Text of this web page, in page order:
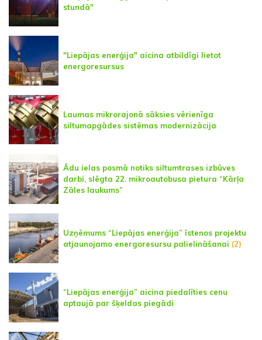
stundā"
"Liepājas enerģija" aicina atbildīgi lietot
energoresursus
Laumas mikrorajonā sāksies vērienīga
siltumapgādes sistēmas modernizācija
Ādu ielas posmā notiks siltumtrases izbūves
darbi, slēgta 22. mikroautobusa pietura “Kārļa
Zāles laukums”
Uzņēmums “Liepājas enerģija” īstenos projektu
atjaunojamo energoresursu palielināšanai (2)
“Liepājas enerģija” aicina piedalīties cenu
aptaujā par šķeldas piegādi